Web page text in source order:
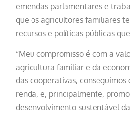
emendas parlamentares e
que os agricultores familiares
recursos e políticas públicas
“Meu compromisso é com a
agricultura familiar e da
das cooperativas, conseguimos
renda, e, principalmente,
desenvolvimento sustentável